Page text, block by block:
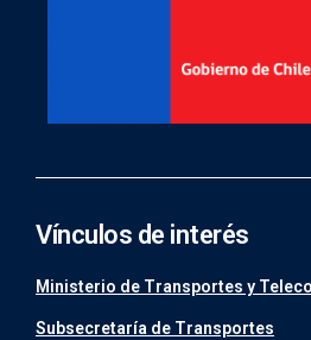
Vínculos de interés
Ministerio de Transportes y
Subsecretaría de Transportes